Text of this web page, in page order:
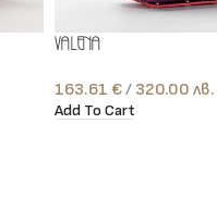
Valena
163.61 € лв.
Add To Cart